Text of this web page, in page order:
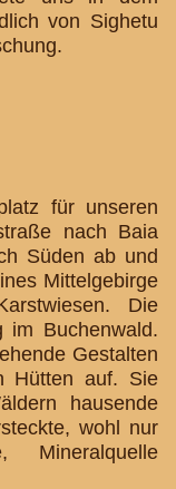
von Sighetu
für unseren
nach Baia
Süden ab und
Mittelgebirge
Die
im Buchenwald.
Gestalten
Hütten auf. Sie
hausende
wohl nur
Mineralquelle